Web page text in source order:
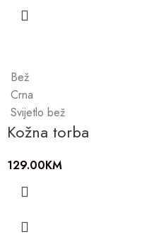
Bež
Crna
Svijetlo bež
Kožna torba
129.00KM